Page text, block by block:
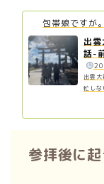
包帯娘ですが。
出
話-
出雲
忙しな
参拝後に